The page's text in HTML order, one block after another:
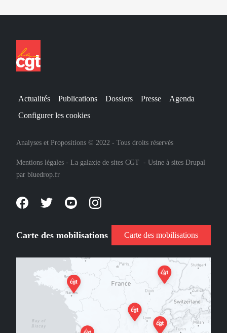
Actualités Publications Dossiers Presse
Agenda
Configurer les cookies
Analyses et Propositions © 2022 - Tous droits réservés
Mentions légales - La galaxie de sites CGT - Usine à sites Drupal
par bluedrop.fr
Carte des mobilisations Carte des mobilisations